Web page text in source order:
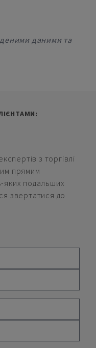
даними та
з торгівлі
прямим
яких подальших
звертатися до